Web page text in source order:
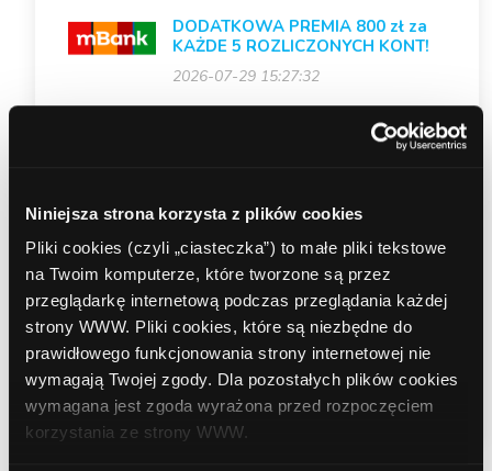
Niniejsza strona korzysta z plików cookies
Pliki cookies (czyli „ciasteczka”) to małe pliki tekstowe
na Twoim komputerze, które tworzone są przez
przeglądarkę internetową podczas przeglądania każdej
strony WWW. Pliki cookies, które są niezbędne do
prawidłowego funkcjonowania strony internetowej nie
wymagają Twojej zgody. Dla pozostałych plików cookies
wymagana jest zgoda wyrażona przed rozpoczęciem
korzystania ze strony WWW.
DODATKOWA PREMIA 800 zł za
KAŻDE 5 ROZLICZONYCH KONT!
2026-07-29 15:27:32
Paribas (Produkty dla firm)
Nowa kampania – BNP Paribas
(Konto osobiste)
2026-07-27 11:50:12
Nowe kreacje mailingowe –
Santander Consumer Bank
(Kredyt gotówkowy)
2026-07-14 12:48:05